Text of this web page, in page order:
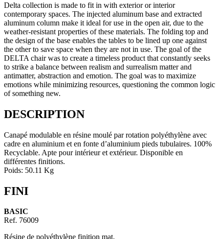
Delta collection is made to fit in with exterior or interior
contemporary spaces. The injected aluminum base and extracted
aluminum column make it ideal for use in the open air, due to the
weather-resistant properties of these materials. The folding top and
the design of the base enables the tables to be lined up one against
the other to save space when they are not in use. The goal of the
DELTA chair was to create a timeless product that constantly seeks
to strike a balance between realism and surrealism matter and
antimatter, abstraction and emotion. The goal was to maximize
emotions while minimizing resources, questioning the common logic
of something new.
DESCRIPTION
Canapé modulable en résine moulé par rotation polyéthylène avec
cadre en aluminium et en fonte d’aluminium pieds tubulaires. 100%
Recyclable. Apte pour intérieur et extérieur. Disponible en
différentes finitions.
Poids: 50.11 Kg
FINI
BASIC
Ref. 76009
Résine de polyéthylène finition mat.